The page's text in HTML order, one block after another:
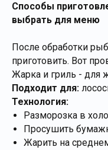
Способы
выбрать для меню
После обработки
приготовить. Вот
Жарка и гриль - для
Подходит для:
Технология:
Разморозка в
Просушить
Жарить на